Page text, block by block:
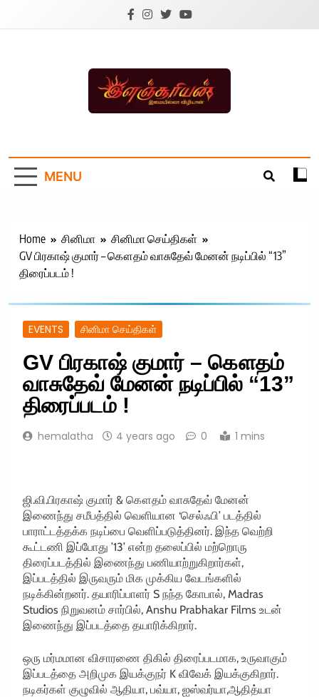
Tamil News |
Health | Tamil
Technology |
Sports News
MENU
Home சினிமா
சினிமா செய்திகள்
GV பிரகாஷ் குமார் – கௌதம் வாசுதேவ் மேனன் நடிப்பில் “13”
திரைப்படம் !
EVENTS சினிமா செய்திகள்
GV பிரகாஷ் குமார் – கௌதம்
வாசுதேவ் மேனன் நடிப்பில் “13”
திரைப்படம் !
hemalatha 4 years ago 0 1 mins
ஜி.வி.பிரகாஷ் குமார் & கௌதம் வாசுதேவ் மேனன்
இணைந்து சமீபத்தில் வெளியான ‘செல்ஃபி’ படத்தில்
பாராட்டத்தக்க நடிப்பை வெளிப்படுத்தினர். இந்த வெற்றி
கூட்டணி இப்போது ’13’ என்ற தலைப்பில் மற்றொரு
திரைப்படத்தில் இணைந்து பணியாற்றுகிறார்கள்,
இப்படத்தில் இருவரும் மிக முக்கிய வேடங்களில்
நடிக்கின்றனர். தயாரிப்பாளர் S நந்த கோபால், Madras
Studios நிறுவனம் சார்பில், Anshu Prabhakar Films உடன்
இணைந்து இப்படத்தை தயாரிக்கிறார்.
ஒரு மர்மமான விசாரணை திகில் திரைப்படமாக, உருவாகும்
இப்படத்தை அறிமுக இயக்குநர் K விவேக் இயக்குகிறார்.
நடிகர்கள் குழுவில் ஆதியா, பவ்யா, ஐஸ்வர்யா,ஆதித்யா